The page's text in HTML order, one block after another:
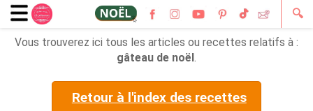
🔍
Vous trouverez ici tous les articles ou recettes relatifs à :
gâteau de noël
Retour à l'index des recettes